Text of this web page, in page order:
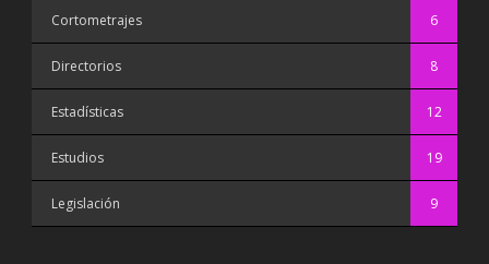
Cortometrajes 6
Directorios 8
Estadísticas 12
Estudios 19
Legislación 9